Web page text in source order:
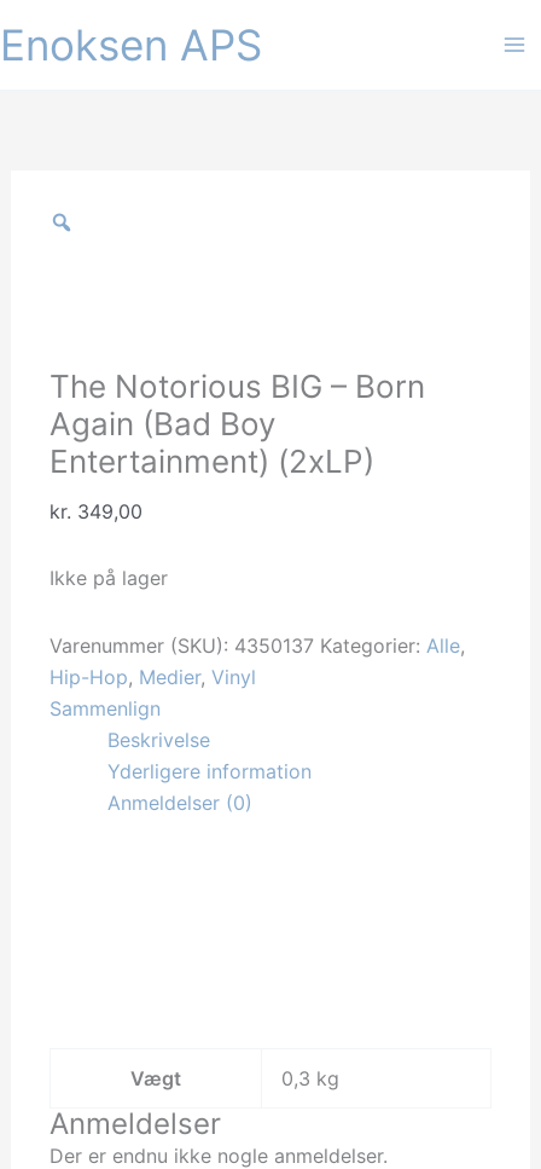
til
Enoksen APS
The Notorious BIG – Born
Again (Bad Boy
Entertainment) (2xLP)
kr. 349,00
Ikke på lager
Varenummer (SKU): 4350137 Kategorier: Alle,
Hip-Hop, Medier, Vinyl
Sammenlign
Beskrivelse
Yderligere information
Anmeldelser (0)
Vægt 0,3 kg
Anmeldelser
Der er endnu ikke nogle anmeldelser.